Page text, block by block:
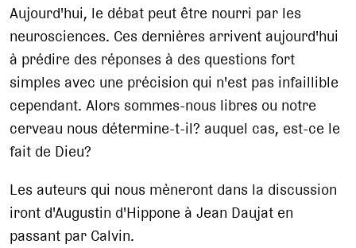
Aujourd'hui, le débat peut être nourri par les
neurosciences. Ces dernières arrivent aujourd'hui
à prédire des réponses à des questions fort
simples avec une précision qui n'est pas infaillible
cependant. Alors sommes-nous libres ou notre
cerveau nous détermine-t-il? auquel cas, est-ce le
fait de Dieu?
Les auteurs qui nous mèneront dans la discussion
iront d'Augustin d'Hippone à Jean Daujat en
passant par Calvin.